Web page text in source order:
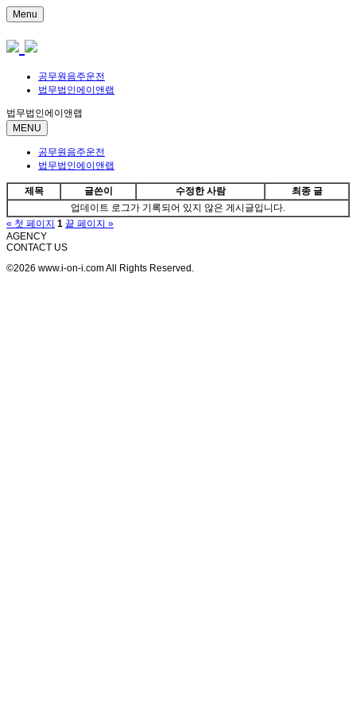
Menu
공무원음주운전
법무법인에이앤랩
법무법인에이앤랩
MENU
공무원음주운전
법무법인에이앤랩
제목 글쓴이 수정한 사람
최종 글
업데이트 로그가 기록되어 있지 않은 게시글입니다.
« 첫 페이지 1 끝 페이지 »
AGENCY
CONTACT US
©2026 www.i-on-i.com All Rights Reserved.